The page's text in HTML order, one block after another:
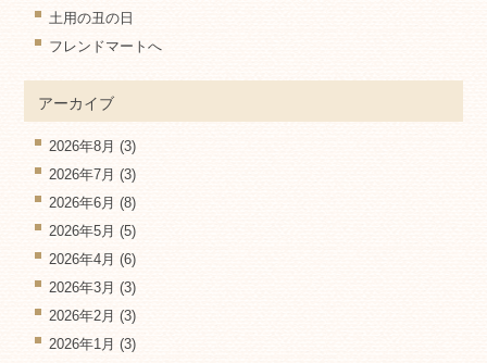
土用の丑の日
フレンドマートへ
アーカイブ
2026年8月 (3)
2026年7月 (3)
2026年6月 (8)
2026年5月 (5)
2026年4月 (6)
2026年3月 (3)
2026年2月 (3)
2026年1月 (3)